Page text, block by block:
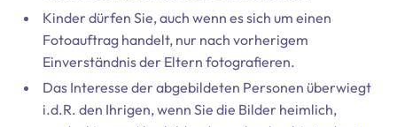
Kinder dürfen Sie, auch wenn es sich um einen
Fotoauftrag handelt, nur nach vorherigem
Einverständnis der Eltern fotografieren.
Das Interesse der abgebildeten Personen überwiegt
i.d.R. den Ihrigen, wenn Sie die Bilder heimlich,